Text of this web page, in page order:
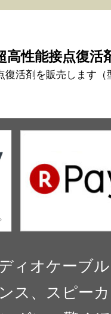
通りに､アンプ､ト
ましたが､今回の
性能接点復
復活剤を販売します（
ィオケーブ
ス、スピー